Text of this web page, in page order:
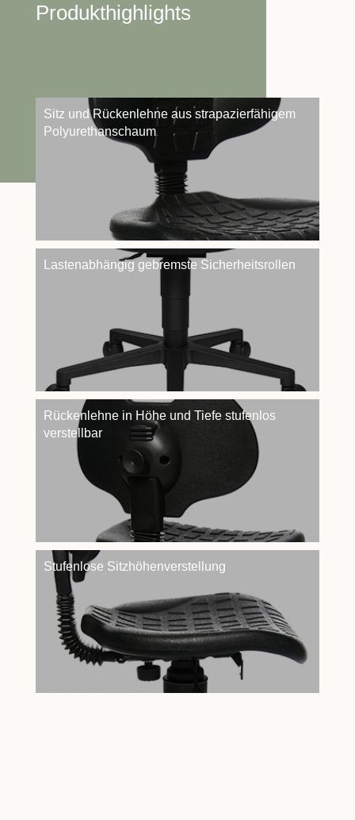
Produkthighlights
Sitz und Rückenlehne aus strapazierfähigem
Polyurethanschaum
Lastenabhängig gebremste Sicherheitsrollen
Rückenlehne in Höhe und Tiefe stufenlos
verstellbar
Stufenlose Sitzhöhenverstellung